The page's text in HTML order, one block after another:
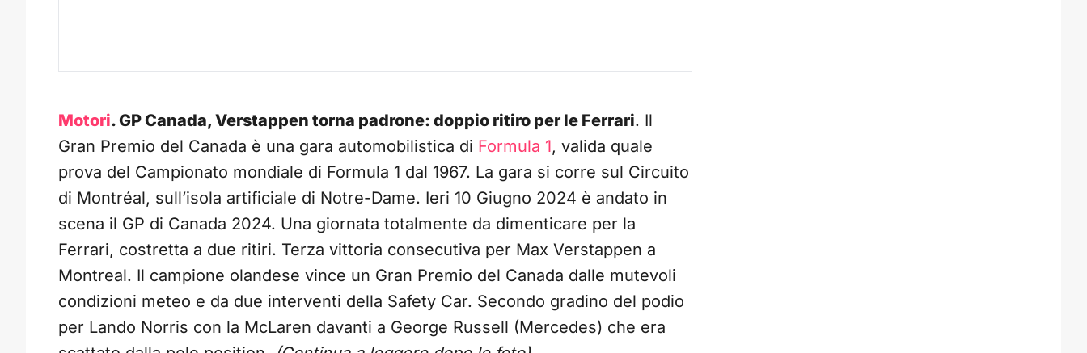
Motori. GP Canada, Verstappen torna padrone: doppio ritiro per le Ferrari. Il
Gran Premio del Canada è una gara automobilistica di Formula 1, valida quale
prova del Campionato mondiale di Formula 1 dal 1967. La gara si corre sul Circuito
di Montréal, sull’isola artificiale di Notre-Dame. Ieri 10 Giugno 2024 è andato in
scena il GP di Canada 2024. Una giornata totalmente da dimenticare per la
Ferrari, costretta a due ritiri. Terza vittoria consecutiva per Max Verstappen a
Montreal. Il campione olandese vince un Gran Premio del Canada dalle mutevoli
condizioni meteo e da due interventi della Safety Car. Secondo gradino del podio
per Lando Norris con la McLaren davanti a George Russell (Mercedes) che era